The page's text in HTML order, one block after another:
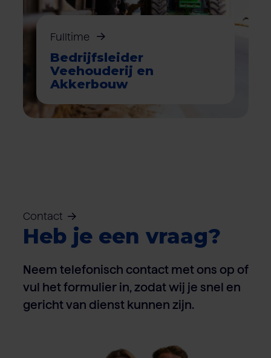
Over Van Rooi
Locaties
Fulltime
Bedrijfsleider
Veehouderij en
Akkerbouw
Contact
Heb je een vraag?
Neem telefonisch contact met ons op of
vul het formulier in, zodat wij je snel en
gericht van dienst kunnen zijn.